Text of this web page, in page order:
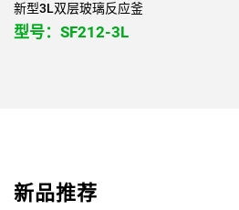
新型3L双层玻璃反应釜
型号： SF212-3L
新品推荐